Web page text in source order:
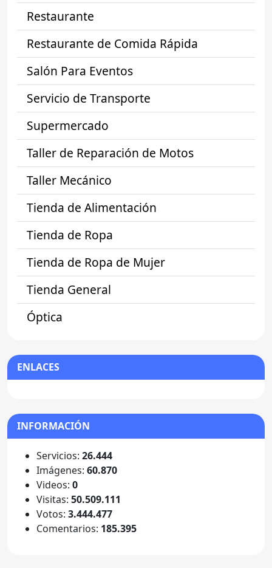
Restaurante
Restaurante de Comida Rápida
Salón Para Eventos
Servicio de Transporte
Supermercado
Taller de Reparación de Motos
Taller Mecánico
Tienda de Alimentación
Tienda de Ropa
Tienda de Ropa de Mujer
Tienda General
Óptica
ENLACES
INFORMACIÓN
Servicios: 26.444
Imágenes: 60.870
Videos: 0
Visitas: 50.509.111
Votos: 3.444.477
Comentarios: 185.395